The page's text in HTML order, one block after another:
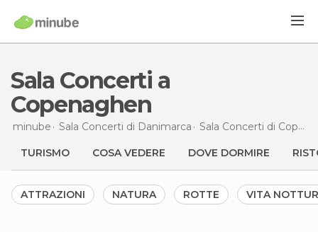
Sala Concerti a
Copenaghen
minube Sala Concerti di Danimarca Sala Concerti di Copenaghen
TURISMO COSA VEDERE DOVE DORMIRE
ATTRAZIONI NATURA ROTTE VITA